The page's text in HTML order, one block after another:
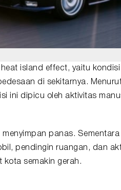
island effect, yaitu
di sekitarnya.
ini dipicu oleh aktivitas
panas.
pendingin ruangan, dan
semakin gerah.